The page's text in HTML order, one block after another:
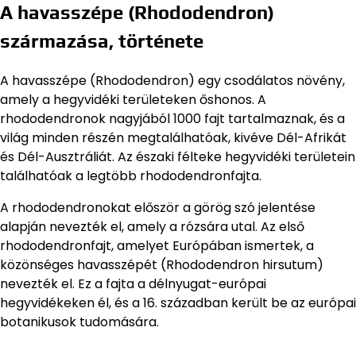
A havasszépe (Rhododendron)
származása, története
A havasszépe (Rhododendron) egy csodálatos növény,
amely a hegyvidéki területeken őshonos. A
rhododendronok nagyjából 1000 fajt tartalmaznak, és a
világ minden részén megtalálhatóak, kivéve Dél-Afrikát
és Dél-Ausztráliát. Az északi félteke hegyvidéki területein
találhatóak a legtöbb rhododendronfajta.
A rhododendronokat először a görög szó jelentése
alapján nevezték el, amely a rózsára utal. Az első
rhododendronfajt, amelyet Európában ismertek, a
közönséges havasszépét (Rhododendron hirsutum)
nevezték el. Ez a fajta a délnyugat-európai
hegyvidékeken él, és a 16. században került be az európai
botanikusok tudomására.